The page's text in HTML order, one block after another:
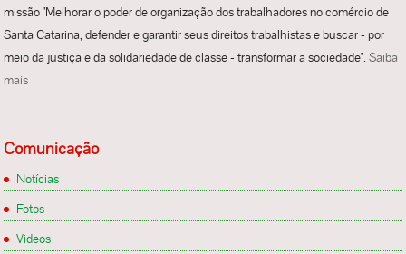
missão "Melhorar o poder de organização dos trabalhadores no comércio de
Santa Catarina, defender e garantir seus direitos trabalhistas e buscar - por
meio da justiça e da solidariedade de classe - transformar a sociedade".Saiba
mais
Comunicação
Notícias
Fotos
Videos